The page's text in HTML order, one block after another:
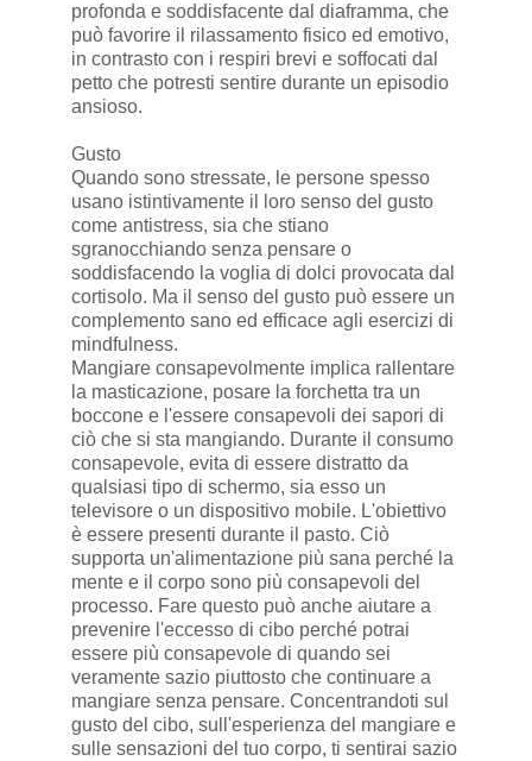
profonda e soddisfacente dal diaframma, che
può favorire il rilassamento fisico ed emotivo,
in contrasto con i respiri brevi e soffocati dal
petto che potresti sentire durante un episodio
ansioso.
Gusto
Quando sono stressate, le persone spesso
usano istintivamente il loro senso del gusto
come antistress, sia che stiano
sgranocchiando senza pensare o
soddisfacendo la voglia di dolci provocata dal
cortisolo. Ma il senso del gusto può essere un
complemento sano ed efficace agli esercizi di
mindfulness.
Mangiare consapevolmente implica rallentare
la masticazione, posare la forchetta tra un
boccone e l'essere consapevoli dei sapori di
ciò che si sta mangiando. Durante il consumo
consapevole, evita di essere distratto da
qualsiasi tipo di schermo, sia esso un
televisore o un dispositivo mobile. L'obiettivo
è essere presenti durante il pasto. Ciò
supporta un'alimentazione più sana perché la
mente e il corpo sono più consapevoli del
processo. Fare questo può anche aiutare a
prevenire l'eccesso di cibo perché potrai
essere più consapevole di quando sei
veramente sazio piuttosto che continuare a
mangiare senza pensare. Concentrandoti sul
gusto del cibo, sull'esperienza del mangiare e
sulle sensazioni del tuo corpo, ti sentirai sazio